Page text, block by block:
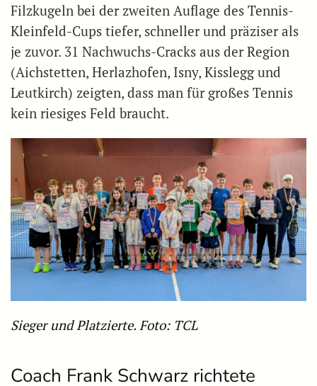
Filzkugeln bei der zweiten Auflage des Tennis-
Kleinfeld-Cups tiefer, schneller und präziser als
je zuvor. 31 Nachwuchs-Cracks aus der Region
(Aichstetten, Herlazhofen, Isny, Kisslegg und
Leutkirch) zeigten, dass man für großes Tennis
kein riesiges Feld braucht.
Sieger und Platzierte. Foto: TCL
Coach Frank Schwarz richtete